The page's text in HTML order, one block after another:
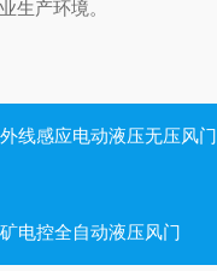
生产环境。
线感应电动液压无压风门
电控全自动液压风门